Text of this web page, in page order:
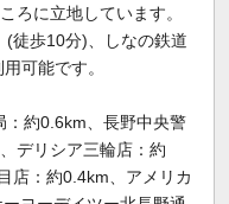
ろに立地しています。
(徒歩10分)、しなの鉄道
可能です。
：約0.6km、長野中央警
デリシア三輪店：約
店：約0.4km、アメリカ